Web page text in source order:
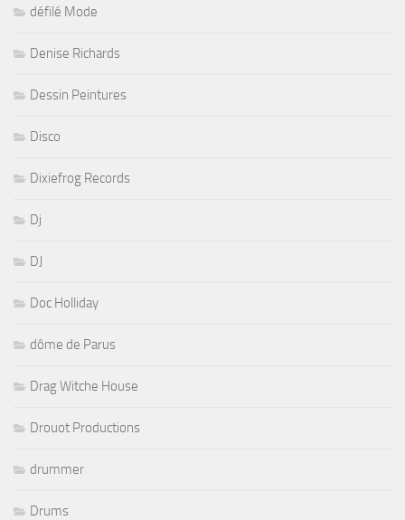
défilé Mode
Denise Richards
Dessin Peintures
Disco
Dixiefrog Records
Dj
DJ
Doc Holliday
dôme de Parus
Drag Witche House
Drouot Productions
drummer
Drums